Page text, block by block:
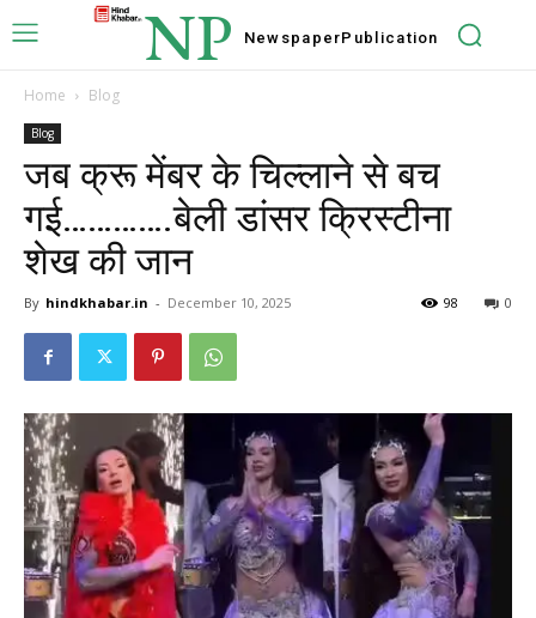
NP NewspaperPublication
Home Blog
Blog
जब क्रू मेंबर के चिल्लाने से बच
गई………….बेली डांसर क्रिस्टीना
शेख की जान
By hindkhabar.in - December 10, 2025 0
98